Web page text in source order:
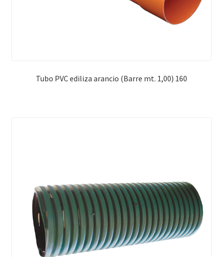
Tubo PVC ediliza arancio (Barre mt. 1,00) 160